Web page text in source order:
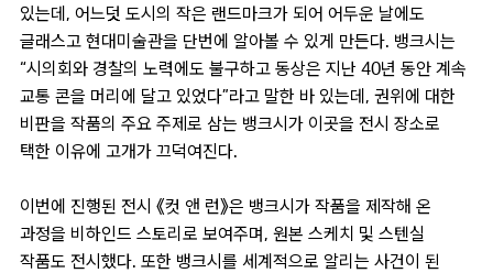
있는데, 어느덧 도시의 작은 랜드마크가 되어 어두운 날에도
글래스고 현대미술관을 단번에 알아볼 수 있게 만든다. 뱅크시는
“시의회와 경찰의 노력에도 불구하고 동상은 지난 40년 동안 계속
교통 콘을 머리에 달고 있었다”라고 말한 바 있는데, 권위에 대한
비판을 작품의 주요 주제로 삼는 뱅크시가 이곳을 전시 장소로
택한 이유에 고개가 끄덕여진다.
이번에 진행된 전시 《컷 앤 런》은 뱅크시가 작품을 제작해 온
과정을 비하인드 스토리로 보여주며, 원본 스케치 및 스텐실
작품도 전시했다. 또한 뱅크시를 세계적으로 알리는 사건이 된